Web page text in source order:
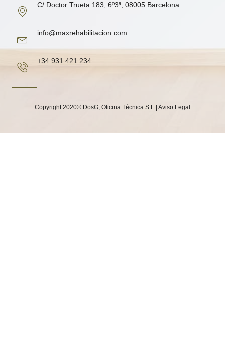
C/ Doctor Trueta 183, 6º3ª, 08005 Barcelona
info@maxrehabilitacion.com
+34 931 421 234
Copyright 2020© DosG, Oficina Técnica S.L | Aviso Legal